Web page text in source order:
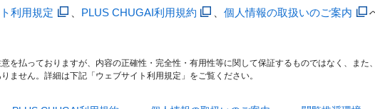
利用規定 PLUS CHUGAI利用規約 、個人情報の取扱いのご案内
を払っておりますが、内容の正確性・完全性・有用性等に関して保証するものではなく、ま
ません。詳細は下記「ウェブサイト利用規定」をご覧ください。